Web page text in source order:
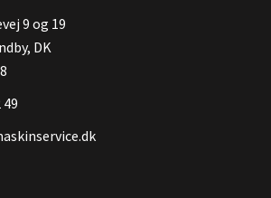
9 og 19
DK
49